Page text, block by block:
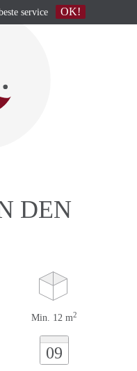
DEN
Min. 12 m2
09
service OK!